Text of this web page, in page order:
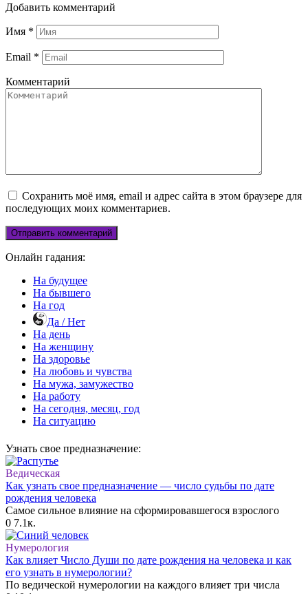
Добавить комментарий
Имя *
Email *
Комментарий
Сохранить моё имя, email и адрес сайта в этом браузере для
последующих моих комментариев.
Онлайн гадания:
На будущее
На бывшего
На год
Да / Нет
На день
На женщину
На здоровье
На любовь и чувства
На мужа, замужество
На работу
На сегодня, месяц, год
На ситуацию
Узнать свое предназначение:
Ведическая
Как узнать свое предназначение — число судьбы по дате
рождения человека
Самое сильное влияние на сформировавшегося взрослого
0 7.1к.
Нумерология
Как влияет Число Души по дате рождения на человека и как
его узнать в нумерологии?
По ведической нумерологии на каждого влияет три числа